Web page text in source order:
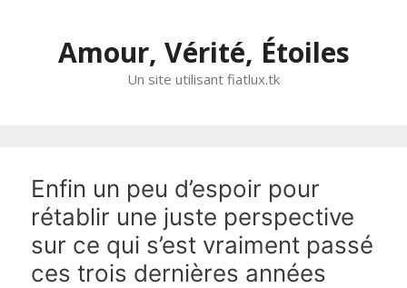
Amour, Vérité, Étoiles
Un site utilisant fiatlux.tk
Enfin un peu d’espoir pour
rétablir une juste perspective
sur ce qui s’est vraiment passé
ces trois dernières années